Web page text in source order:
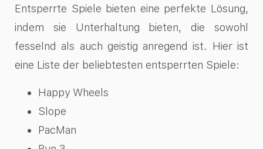
Entsperrte Spiele bieten eine perfekte Lösung,
indem sie Unterhaltung bieten, die sowohl
fesselnd als auch geistig anregend ist. Hier ist
eine Liste der beliebtesten entsperrten Spiele:
Happy Wheels
Slope
PacMan